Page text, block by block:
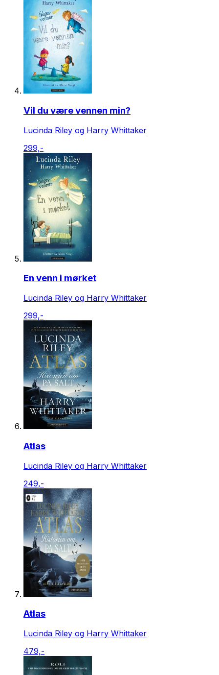
Vil du være vennen min?
Lucinda Riley og Harry Whittaker
299,-
En venn i mørket
Lucinda Riley og Harry Whittaker
299,-
Atlas
Lucinda Riley og Harry Whittaker
249,-
Atlas
Lucinda Riley og Harry Whittaker
479,-